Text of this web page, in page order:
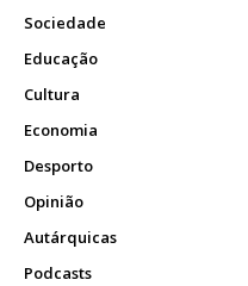
Sociedade
Educação
Cultura
Economia
Desporto
Opinião
Autárquicas
Podcasts